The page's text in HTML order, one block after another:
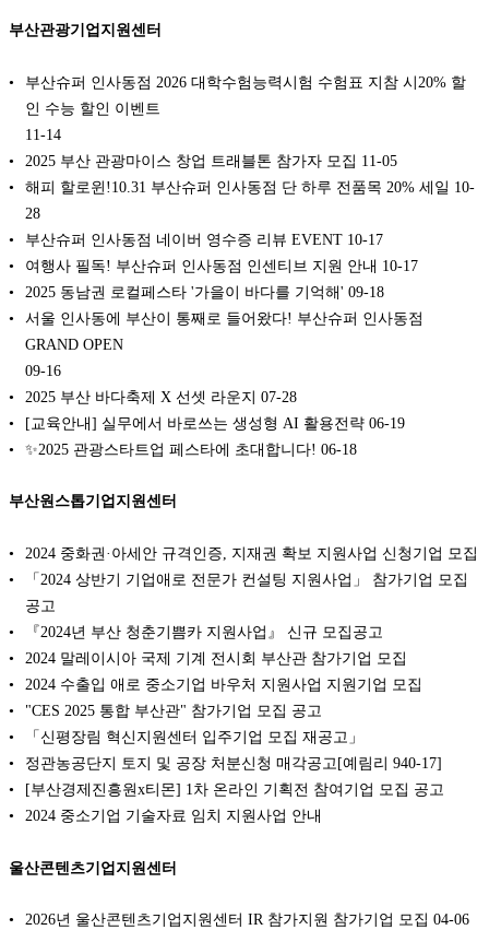
부산관광기업지원센터
부산슈퍼 인사동점 2026 대학수험능력시험 수험표 지참 시20% 할
인 수능 할인 이벤트
11-14
2025 부산 관광마이스 창업 트래블톤 참가자 모집 11-05
해피 할로윈!10.31 부산슈퍼 인사동점 단 하루 전품목 20% 세일 10-
28
부산슈퍼 인사동점 네이버 영수증 리뷰 EVENT 10-17
여행사 필독! 부산슈퍼 인사동점 인센티브 지원 안내 10-17
2025 동남권 로컬페스타 '가을이 바다를 기억해' 09-18
서울 인사동에 부산이 통째로 들어왔다! 부산슈퍼 인사동점
GRAND OPEN
09-16
2025 부산 바다축제 X 선셋 라운지 07-28
[교육안내] 실무에서 바로쓰는 생성형 AI 활용전략 06-19
✨2025 관광스타트업 페스타에 초대합니다! 06-18
부산원스톱기업지원센터
2024 중화권·아세안 규격인증, 지재권 확보 지원사업 신청기업 모집
「2024 상반기 기업애로 전문가 컨설팅 지원사업」 참가기업 모집
공고
『2024년 부산 청춘기쁨카 지원사업』 신규 모집공고
2024 말레이시아 국제 기계 전시회 부산관 참가기업 모집
2024 수출입 애로 중소기업 바우처 지원사업 지원기업 모집
"CES 2025 통합 부산관" 참가기업 모집 공고
「신평장림 혁신지원센터 입주기업 모집 재공고」
정관농공단지 토지 및 공장 처분신청 매각공고[예림리 940-17]
[부산경제진흥원x티몬] 1차 온라인 기획전 참여기업 모집 공고
2024 중소기업 기술자료 임치 지원사업 안내
울산콘텐츠기업지원센터
2026년 울산콘텐츠기업지원센터 IR 참가지원 참가기업 모집 04-06